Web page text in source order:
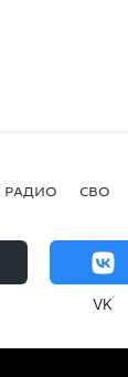
РАДИО СВО
VK